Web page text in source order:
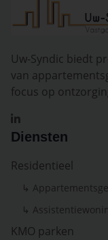
Uw-Syndic biedt
van
focus op
Diensten
Residentieel
↳
↳
KMO parken